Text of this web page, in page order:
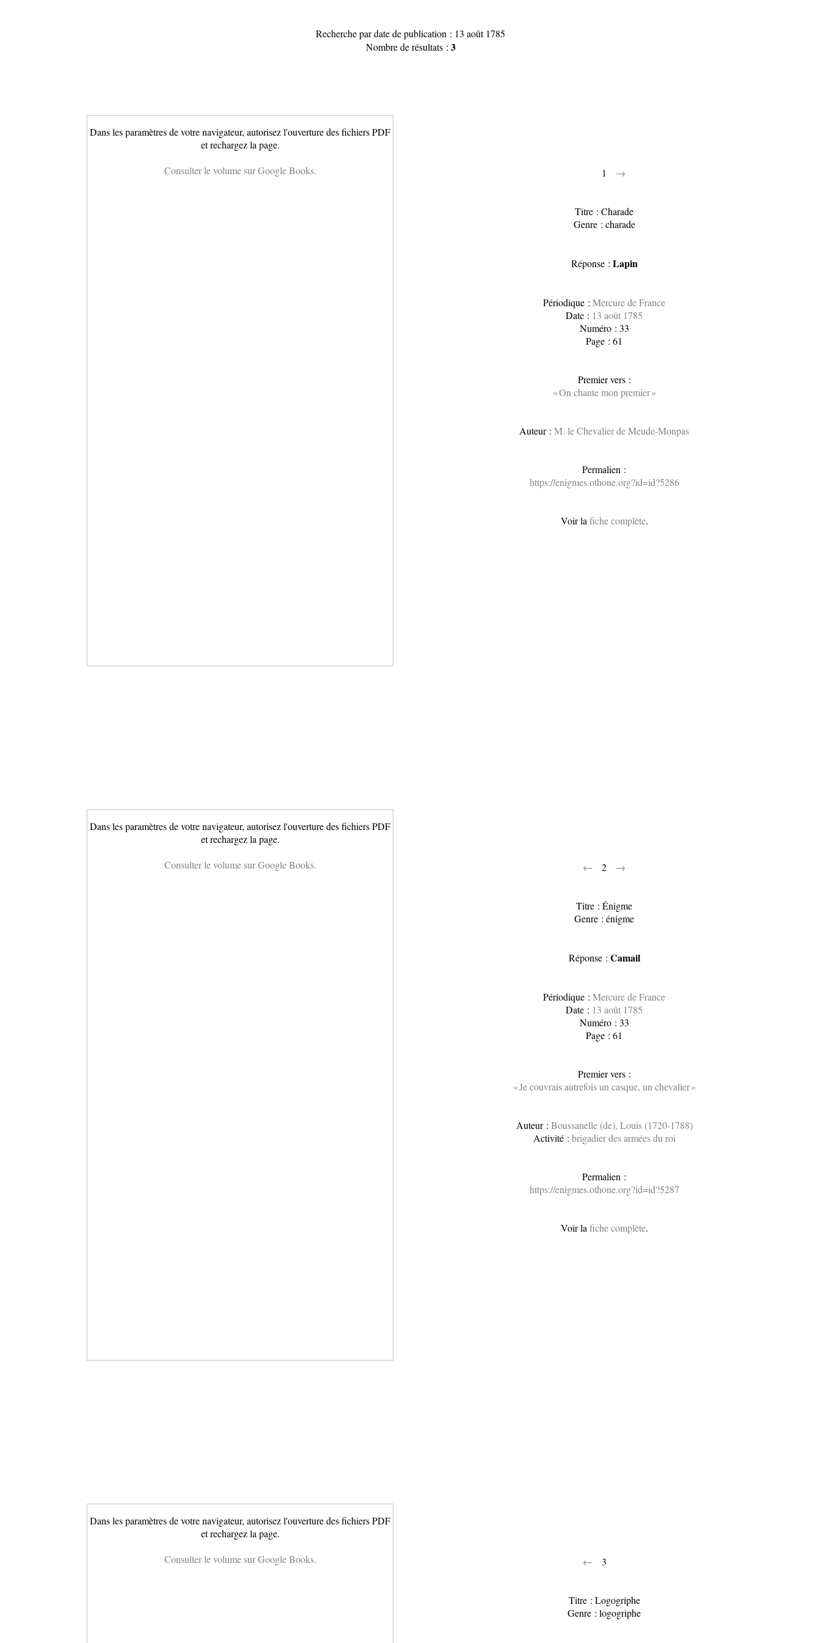
Recherche par date de publication : 13 août 1785
Nombre de résultats : 3
Dans les paramètres de votre navigateur, autorisez l'ouverture des fichiers PDF
et rechargez la page.
Consulter le volume sur Google Books.
1 →
Titre : Charade
Genre : charade
Réponse : Lapin
Périodique :Mercure de France
Date : 13 août 1785
Numéro : 33
Page : 61
Premier vers :
« On chante mon premier »
Auteur :M. le Chevalier de Meude-Monpas
Permalien :
https://enigmes.othone.org?id=id?5286
Voir la fiche complète.
Dans les paramètres de votre navigateur, autorisez l'ouverture des fichiers PDF
et rechargez la page.
Consulter le volume sur Google Books.
← 2 →
Titre : Énigme
Genre : énigme
Réponse : Camail
Périodique :Mercure de France
Date : 13 août 1785
Numéro : 33
Page : 61
Premier vers :
« Je couvrais autrefois un casque, un chevalier »
Auteur : Boussanelle (de), Louis (1720-1788)
Activité : brigadier des armées du roi
Permalien :
https://enigmes.othone.org?id=id?5287
Voir la fiche complète.
Dans les paramètres de votre navigateur, autorisez l'ouverture des fichiers PDF
et rechargez la page.
Consulter le volume sur Google Books.
← 3
Titre : Logogriphe
Genre : logogriphe